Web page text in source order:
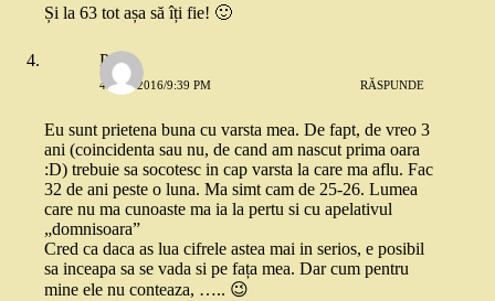
Și la 63 tot așa să îți fie! 🙂
Paula
4 MAI 2016/9:39 PM RĂSPUNDE
Eu sunt prietena buna cu varsta mea. De fapt, de vreo 3
ani (coincidenta sau nu, de cand am nascut prima oara
:D) trebuie sa socotesc in cap varsta la care ma aflu. Fac
32 de ani peste o luna. Ma simt cam de 25-26. Lumea
care nu ma cunoaste ma ia la pertu si cu apelativul
„domnisoara”
Cred ca daca as lua cifrele astea mai in serios, e posibil
sa inceapa sa se vada si pe fața mea. Dar cum pentru
mine ele nu conteaza, ….. 😉